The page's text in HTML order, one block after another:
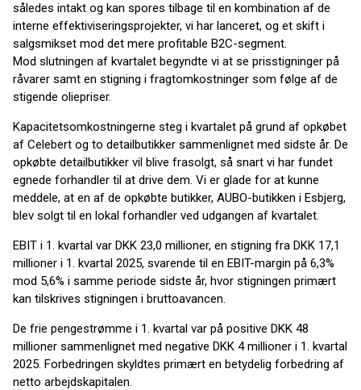
således intakt og kan spores tilbage til en kombination af de
interne effektiviseringsprojekter, vi har lanceret, og et skift i
salgsmikset mod det mere profitable B2C-segment.
Mod slutningen af kvartalet begyndte vi at se prisstigninger på
råvarer samt en stigning i fragtomkostninger som følge af de
stigende oliepriser.
Kapacitetsomkostningerne steg i kvartalet på grund af opkøbet
af Celebert og to detailbutikker sammenlignet med sidste år. De
opkøbte detailbutikker vil blive frasolgt, så snart vi har fundet
egnede forhandler til at drive dem. Vi er glade for at kunne
meddele, at en af de opkøbte butikker, AUBO-butikken i Esbjerg,
blev solgt til en lokal forhandler ved udgangen af kvartalet.
EBIT i 1. kvartal var DKK 23,0 millioner, en stigning fra DKK 17,1
millioner i 1. kvartal 2025, svarende til en EBIT-margin på 6,3%
mod 5,6% i samme periode sidste år, hvor stigningen primært
kan tilskrives stigningen i bruttoavancen.
De frie pengestrømme i 1. kvartal var på positive DKK 48
millioner sammenlignet med negative DKK 4 millioner i 1. kvartal
2025. Forbedringen skyldtes primært en betydelig forbedring af
netto arbejdskapitalen.